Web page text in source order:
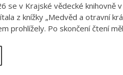
se v Krajské vědecké knihovně
z knížky „Medvěd a otravní
prohlížely. Po skončení čtení